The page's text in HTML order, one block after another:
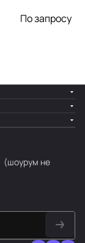
материалов,
стильному
решению
фасада
здания, ваше
законченный
По запросу
(шоурум не